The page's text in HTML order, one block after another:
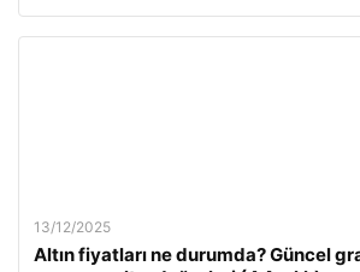
13/12/2025
Altın fiyatları ne durumda? Güncel